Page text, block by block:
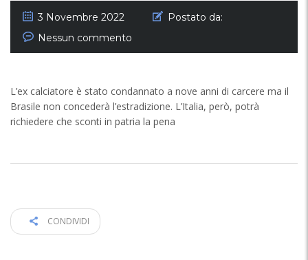
3 Novembre 2022
Postato da:
Nessun commento
L’ex calciatore è stato condannato a nove anni di carcere ma il
Brasile non concederà l’estradizione. L’Italia, però, potrà
richiedere che sconti in patria la pena
CONDIVIDI